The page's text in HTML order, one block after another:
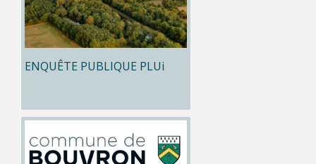
ENQUÊTE PUBLIQUE PLUi